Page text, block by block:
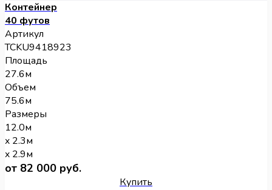
Контейнер
40 футов
Артикул
TCKU9418923
Площадь
27.6м
Объем
75.6м
Размеры
12.0м
x 2.3м
x 2.9м
от 82 000 руб.
Купить